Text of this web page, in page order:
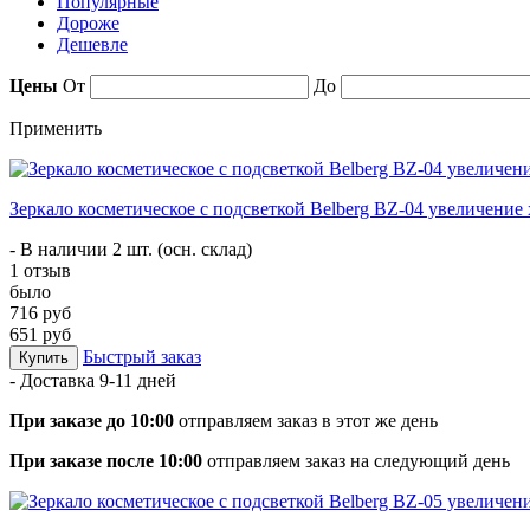
Дороже
Дешевле
Цены От До
Применить
Зеркало косметическое с подсветкой Belberg BZ-04 увеличение
- В наличии 2 шт. (осн. склад)
1 отзыв
было
716 руб
651 руб
Купить
Быстрый заказ
- Доставка 9-11 дней
При заказе до 10:00 отправляем заказ в этот же день
При заказе после 10:00 отправляем заказ на следующий день